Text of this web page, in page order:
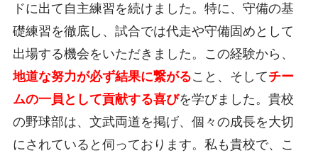
ドに出て自主練習を続けました。特に、守備の基
礎練習を徹底し、試合では代走や守備固めとして
出場する機会をいただきました。この経験から、
地道な努力が必ず結果に繋がること、そしてチー
ムの一員として貢献する喜びを学びました。貴校
の野球部は、文武両道を掲げ、個々の成長を大切
にされていると伺っております。私も貴校で、こ